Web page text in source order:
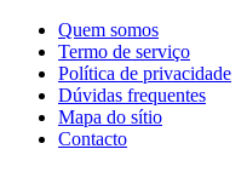
Quem somos
Termo de serviço
Política de privacidade
Dúvidas frequentes
Mapa do sítio
Contacto